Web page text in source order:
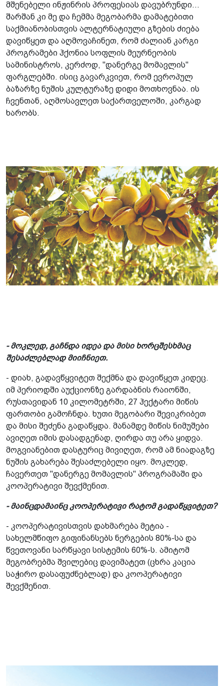
მშენებელი ინჟინრის პროფესიას დავუბრუნდი...
შარშან კი მე და ჩემმა მეგობარმა დამატებითი
საქმიანობისთვის ალტერნატიული გზების ძიება
დავიწყეთ და აღმოვაჩინეთ, რომ ძალიან კარგი
პროგრამები ჰქონია სოფლის მეურნეობის
სამინისტროს, კერძოდ, "დანერგე მომავლის"
ფარგლებში. ისიც გავარკვიეთ, რომ ევროპულ
ბაზარზე ნუშის კულტურაზე დიდი მოთხოვნაა. ის
ჩვენთან, აღმოსავლეთ საქართველოში, კარგად
ხარობს.
- მოკლედ, გაჩნდა იდეა და მისი ხორცშესხმაც
შესაძლებლად მიიჩნიეთ.
- დიახ, გადავწყვიტეთ შექმნა და დავიწყეთ კიდეც.
იმ პერიოდში აუქციონზე გარდაბნის რაიონში,
რუსთავიდან 10 კილომეტრში, 27 ჰექტარი მიწის
ფართობი გამოჩნდა. ხუთი მეგობარი შევიკრიბეთ
და მისი შეძენა გადაწყდა. მანამდე მიწის ნიმუშები
ავიღეთ იმის დასადგენად, ღირდა თუ არა ყიდვა.
მოგვიანებით დასტურიც მივიღეთ, რომ ამ ნიადაგზე
ნუშის გახარება შესაძლებელი იყო. მოკლედ,
ჩავერთეთ "დანერგე მომავლის" პროგრამაში და
კოოპერატივი შევქმენით.
- მაინცდამაინც კოოპერატივი რატომ გადაწყვიტეთ?
- კოოპერატივისთვის დახმარება მეტია -
სახელმწიფო გიფინანსებს ნერგების 80%-სა და
წვეთოვანი სარწყავი სისტემის 60%-ს. ამიტომ
მეგობრებმა შვილებიც დავიმატეთ (ცხრა კაცია
საჭირო დასაფუძნებლად) და კოოპერატივი
შევქმენით.